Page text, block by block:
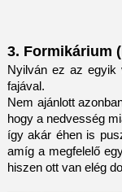
3. Formikárium
Nyilván ez az egyik
fajával.
Nem ajánlott
hogy a nedvesség
így akár éhen is
amíg a megfelelő
hiszen ott van elég